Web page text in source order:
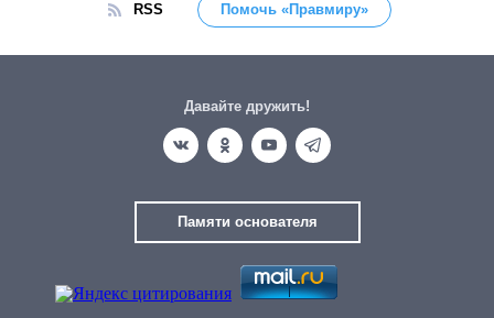
RSS Помочь «Правмиру»
Давайте дружить!
Памяти основателя